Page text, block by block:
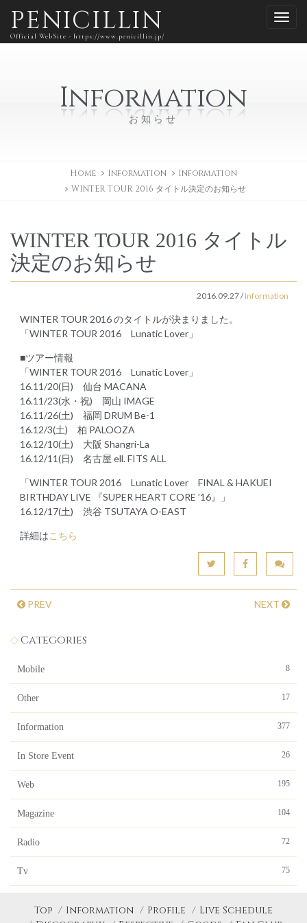
PENICILLIN
Official WebSite - https://www.penicillin.jp/
Information
お知らせ
Home Information
Information
WINTER TOUR 2016 タイトル決定のお知らせ
WINTER TOUR 2016 タイトル
決定のお知らせ
2016.09.27/Information
WINTER TOUR 2016 のタイトルが決まりました。
「WINTER TOUR 2016 Lunatic Lover」
■ツアー情報
「WINTER TOUR 2016 Lunatic Lover」
16.11/20(日) 仙台 MACANA
16.11/23(水・祝) 岡山 IMAGE
16.11/26(土) 福岡 DRUM Be-1
16.12/3(土) 柏 PALOOZA
16.12/10(土) 大阪 Shangri-La
16.12/11(日) 名古屋 ell. FITS ALL
「WINTER TOUR 2016 Lunatic Lover FINAL & HAKUEI
BIRTHDAY LIVE 『SUPER HEART CORE ’16』」
16.12/17(土) 渋谷 TSUTAYA O-EAST
詳細はこちら
PREV NEXT
Categories
Mobile 8
Other 17
Information 377
In Store Event 26
Web 195
Magazine 104
Radio 72
Tv 75
Top Information Profile
Live Schedule